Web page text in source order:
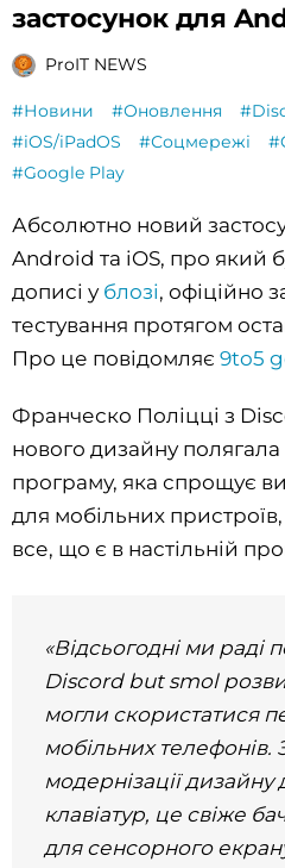
застосунок для
ProIT NEWS
#Новини #Оновлення
#iOS/iPadOS
#Соцмережі
#Google Play
Абсолютно новий
Android та iOS, про який
дописі у блозі, офіційно
тестування протягом
Про це повідомляє 9to5
Франческо Поліцці з
нового дизайну
програму, яка спрощує
для мобільних
все, що є в настільній
«Відсьогодні ми раді
Discord but smol
могли скористатися
мобільних телефонів.
модернізації
клавіатур, це свіже
для сенсорного